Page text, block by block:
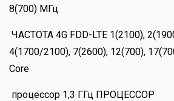
8(700) МГц
ЧАСТОТА 4G FDD-LTE 1(2100),
4(1700/2100), 7(2600), 12(700),
Core
процессор 1,3 ГГц ПРОЦЕССОР